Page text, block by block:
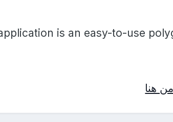
is an easy-to-use
هنا